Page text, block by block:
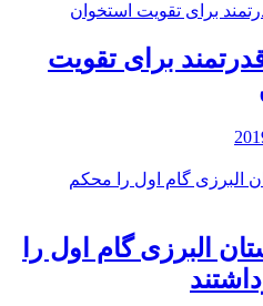
برای تقویت
البرزی گام اول را